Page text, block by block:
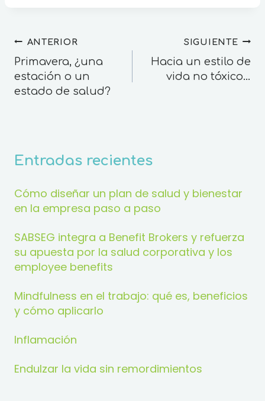
ANTERIOR
Primavera, ¿una
estación o un
estado de salud?
SIGUIENTE
Hacia un estilo de
vida no tóxico…
Entradas recientes
Cómo diseñar un plan de salud y bienestar
en la empresa paso a paso
SABSEG integra a Benefit Brokers y refuerza
su apuesta por la salud corporativa y los
employee benefits
Mindfulness en el trabajo: qué es, beneficios
y cómo aplicarlo
Inflamación
Endulzar la vida sin remordimientos